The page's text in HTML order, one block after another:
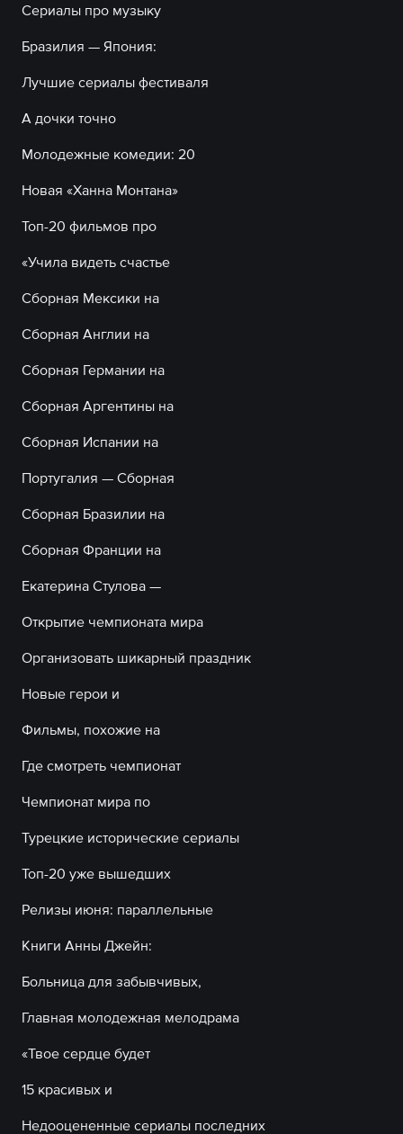
Сериалы про музыку
Бразилия — Япония:
Лучшие сериалы фестиваля
А дочки точно
Молодежные комедии: 20
Новая «Ханна Монтана»
Топ-20 фильмов про
«Учила видеть счастье
Сборная Мексики на
Сборная Англии на
Сборная Германии на
Сборная Аргентины на
Сборная Испании на
Португалия — Сборная
Сборная Бразилии на
Сборная Франции на
Екатерина Стулова —
Открытие чемпионата мира
Организовать шикарный праздник
Новые герои и
Фильмы, похожие на
Где смотреть чемпионат
Чемпионат мира по
Турецкие исторические сериалы
Топ-20 уже вышедших
Релизы июня: параллельные
Книги Анны Джейн:
Больница для забывчивых,
Главная молодежная мелодрама
«Твое сердце будет
15 красивых и
Недооцененные сериалы последних